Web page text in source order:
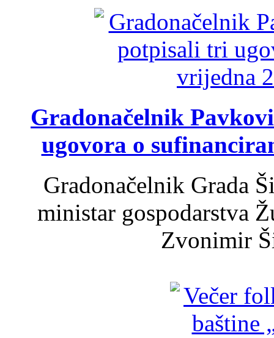
Gradonačelnik
ugovora o
Gradonačelnik Grada
ministar gospodarstva
Zvonimir